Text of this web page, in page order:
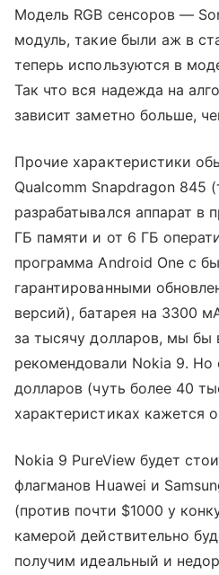
Модель RGB сенсоров —
модуль, такие были аж в
теперь используются в
Так что вся надежда на
зависит заметно больше,
Прочие характеристики
Qualcomm Snapdragon 845
разрабатывался аппарат в
ГБ памяти и от 6 ГБ
программа Android One с
гарантированными
версий), батарея на 3300
за тысячу долларов, мы бы
рекомендовали Nokia 9. Но
долларов (чуть более 40
характеристиках кажется
Nokia 9 PureView будет
флагманов Huawei и
(против почти $1000 у
камерой действительно
получим идеальный и